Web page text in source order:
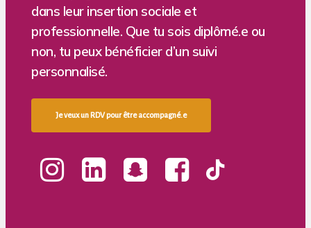
dans leur insertion sociale et
professionnelle. Que tu sois diplômé.e ou
non, tu peux bénéficier d’un suivi
personnalisé.
Jeveuxun RDVpourêtre accompagné.e